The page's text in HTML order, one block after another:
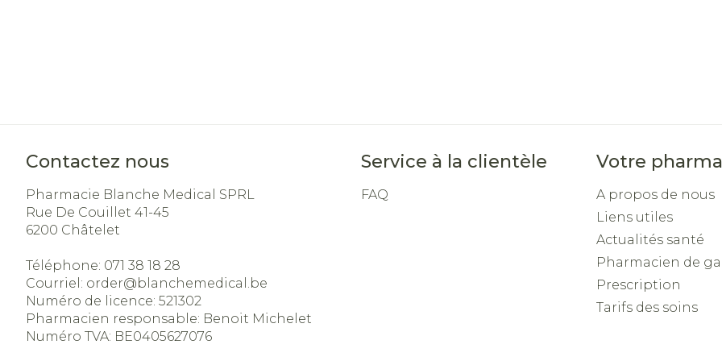
Contactez nous
Pharmacie Blanche Medical SPRL
Rue De Couillet 41-45
6200 Châtelet
Téléphone: 071 38 18 28
Courriel: order@blanchemedical.be
Numéro de licence: 521302
Pharmacien responsable: Benoit Michelet
Numéro TVA: BE0405627076
Service à la clientèle
FAQ
Votre
A propos de nous
Liens utiles
Actualités santé
Pharmacien de
Prescription
Tarifs des soins